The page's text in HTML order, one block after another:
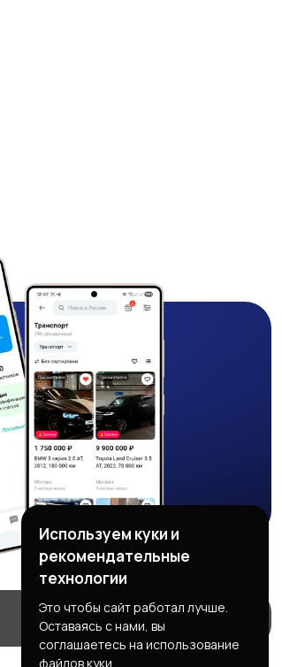
Используем куки и
рекомендательные
технологии
Это чтобы сайт работал лучше.
Оставаясь с нами, вы
соглашаетесь на использование
файлов куки.